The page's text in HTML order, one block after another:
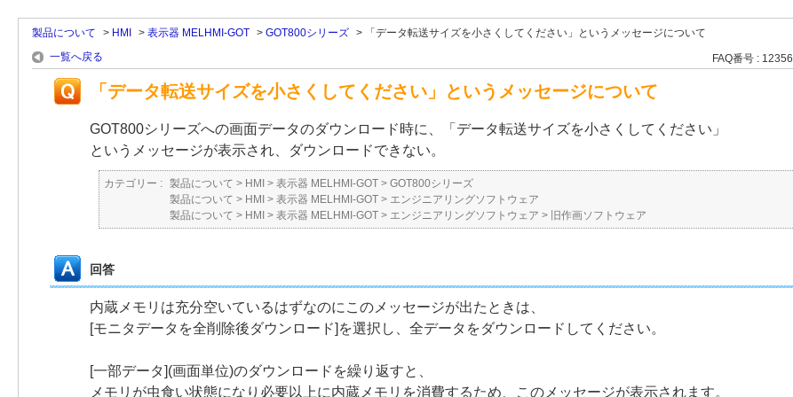
製品について > HMI > 表示器 MELHMI-GOT > GOT800シリーズ >
「データ転送サイズを小さくしてください」というメッセージについて
一覧へ戻る
FAQ番号 : 12356
「データ転送サイズを小さくしてください」というメッセージについて
GOT800シリーズへの画面データのダウンロード時に、「データ転送サイズを小さくしてください」
というメッセージが表示され、ダウンロードできない。
カテゴリー : 製品について > HMI > 表示器 MELHMI-GOT > GOT800シリーズ
製品について > HMI > 表示器 MELHMI-GOT > エンジニアリングソフトウェア
製品について > HMI > 表示器 MELHMI-GOT > エンジニアリングソフトウェア > 旧作画ソフトウェア
回答
内蔵メモリは充分空いているはずなのにこのメッセージが出たときは、
[モニタデータを全削除後ダウンロード]を選択し、全データをダウンロードしてください。
[一部データ](画面単位)のダウンロードを繰り返すと、
メモリが虫食い状態になり必要以上に内蔵メモリを消費するため、このメッセージが表示されます。